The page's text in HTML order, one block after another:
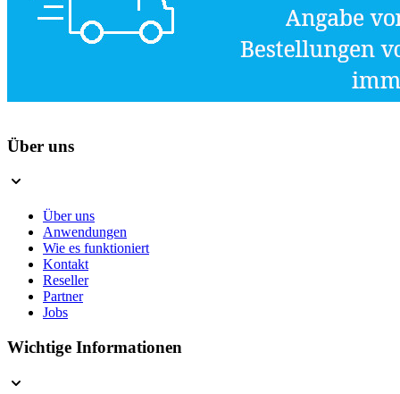
Über uns
Über uns
Anwendungen
Wie es funktioniert
Kontakt
Reseller
Partner
Jobs
Wichtige Informationen